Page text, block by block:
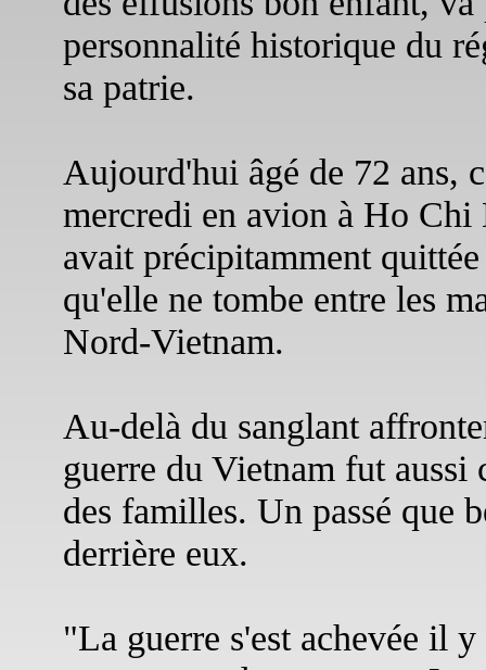
personnalité historique du
sa patrie.
Aujourd'hui âgé de 72 ans,
mercredi en avion à Ho
avait précipitamment
qu'elle ne tombe entre les
Nord-Vietnam.
Au-delà du sanglant
guerre du Vietnam fut
des familles. Un passé que
derrière eux.
"La guerre s'est achevée il